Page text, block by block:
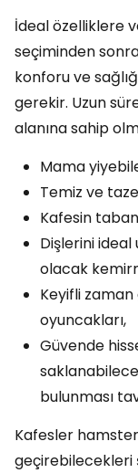
İdeal özelliklere
seçiminden
konforu ve
gerekir. Uzun
alanına sahip
Mama
Temiz ve
Kafesin
Dişlerini ideal
olacak
Keyifli
oyuncakları,
Güvende
bulunması
Kafesler
geçirebilecekleri